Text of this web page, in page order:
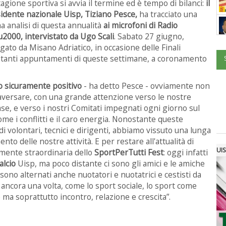
sportiva si avvia il termine ed è tempo di bilanci: il
nazionale Uisp, Tiziano Pesce, ha tracciato una
analisi di questa annualità ai microfoni di Radio
intervistato da Ugo Scali. Sabato 27 giugno,
da Misano Adriatico, in occasione delle Finali
appuntamenti di queste settimane, a coronamento
sicuramente positivo - ha detto Pesce - ovviamente non
con una grande attenzione verso le nostre
e verso i nostri Comitati impegnati ogni giorno sul
i conflitti e il caro energia. Nonostante queste
volontari, tecnici e dirigenti, abbiamo vissuto una lunga
delle nostre attività. E per restare all'attualità di
straordinaria dello SportPerTutti Fest: oggi infatti
Uisp, ma poco distante ci sono gli amici e le amiche
alternati anche nuotatori e nuotatrici e cestisti da
una volta, come lo sport sociale, lo sport come
soprattutto incontro, relazione e crescita”.